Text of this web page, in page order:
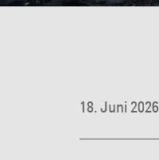
18. Juni 2026